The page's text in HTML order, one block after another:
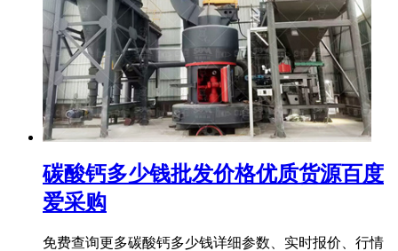
碳酸钙多少钱批发价格优质货源百度
爱采购
免费查询更多碳酸钙多少钱详细参数、实时报价、行情